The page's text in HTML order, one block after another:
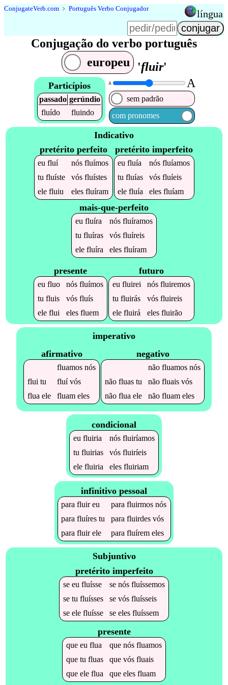
ConjugateVerb.com ﹥ Português Verbo Conjugador língua
Conjugação do verbo português
europeu
'fluir'
Particípios
passado gerúndio
fluído
fluindo
A A
sem padrão
com pronomes
Indicativo
pretérito perfeito
eufluí nósfluímos
tufluíste vósfluístes
elefluiu elesfluíram
pretérito imperfeito
eufluía nósfluíamos
tufluías vósfluíeis
elefluía elesfluíam
mais-que-perfeito
eu fluíra nós fluíramos
tu fluíras vós fluíreis
ele fluíra eles fluíram
presente
eu fluo nós fluímos
tu fluis vós fluís
ele flui eles fluem
futuro
eu fluirei nós fluiremos
tu fluirás vós fluireis
ele fluirá eles fluirão
imperativo
afirmativo
fluamosnós
flui tu fluívós
flua ele fluameles
negativo
não fluamosnós
não fluastu não fluaisvós
não flua ele não fluameles
condicional
eu fluiria nós fluiríamos
tu fluirias vós fluiríeis
ele fluiria eles fluiriam
infinitivo pessoal
parafluireu parafluirmos nós
parafluíres tu parafluirdes vós
parafluirele parafluírem eles
Subjuntivo
pretérito imperfeito
se eu fluísse se nós fluíssemos
se tu fluísses se vós fluísseis
se ele fluísse se eles fluíssem
presente
que eu flua que nós fluamos
que tu fluas que vós fluais
que ele flua que eles fluam